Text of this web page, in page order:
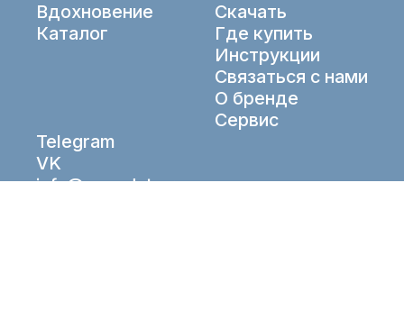
Вдохновение
Каталог
Скачать
Где купить
Инструкции
Связаться с нами
О бренде
Сервис
Telegram
VK
info@aqueduto.ru